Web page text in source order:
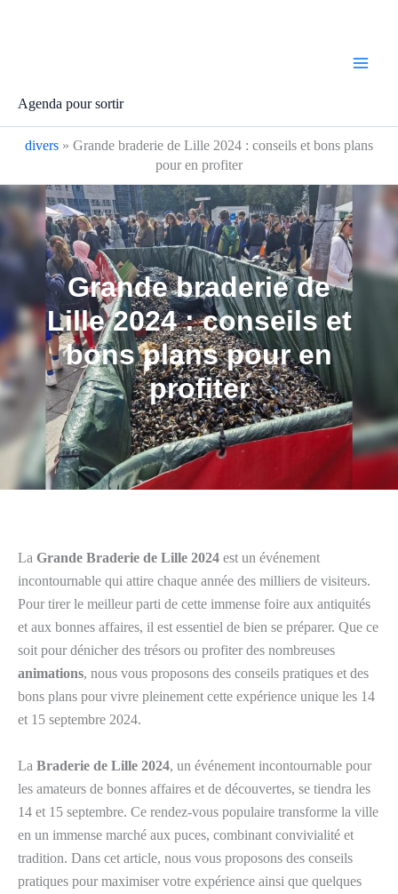
Agenda pour sortir
divers » Grande braderie de Lille 2024 : conseils et bons plans
pour en profiter
Grande braderie de
Lille 2024 : conseils et
bons plans pour en
profiter
La Grande Braderie de Lille 2024 est un événement
incontournable qui attire chaque année des milliers de visiteurs.
Pour tirer le meilleur parti de cette immense foire aux antiquités
et aux bonnes affaires, il est essentiel de bien se préparer. Que ce
soit pour dénicher des trésors ou profiter des nombreuses
animations, nous vous proposons des conseils pratiques et des
bons plans pour vivre pleinement cette expérience unique les 14
et 15 septembre 2024.
La Braderie de Lille 2024, un événement incontournable pour
les amateurs de bonnes affaires et de découvertes, se tiendra les
14 et 15 septembre. Ce rendez-vous populaire transforme la ville
en un immense marché aux puces, combinant convivialité et
tradition. Dans cet article, nous vous proposons des conseils
pratiques pour maximiser votre expérience ainsi que quelques